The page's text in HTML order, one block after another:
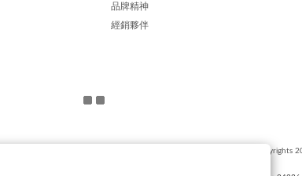
品牌精神
經銷夥伴
Copyrights